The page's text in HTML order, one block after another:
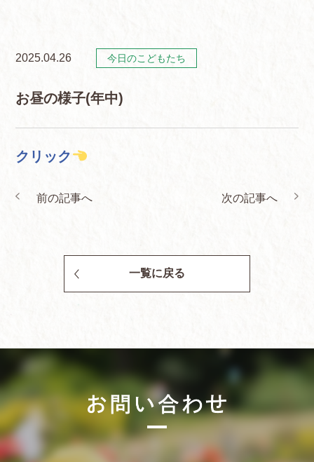
2025.04.26 今日のこどもたち
お昼の様子(年中)
クリック
前の記事へ 次の記事へ
一覧に戻る